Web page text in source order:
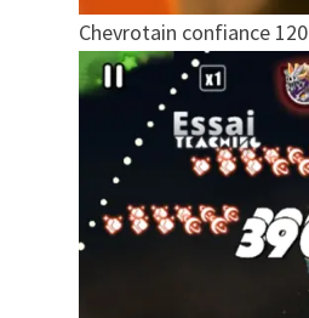
Chevrotain confiance 120